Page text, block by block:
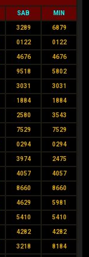
SAB MIN
3289 6879
0122 0122
4676 4676
9518 5802
3031 3031
1884 1884
2580 3543
7529 7529
0294 0294
3974 2475
4057 4057
8660 8660
4629 5981
5410 5410
4282 4282
3218 8184